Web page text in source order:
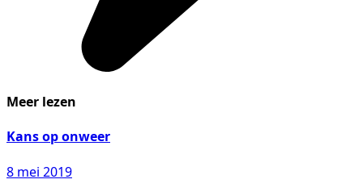
Meer lezen
Kans op onweer
8 mei 2019